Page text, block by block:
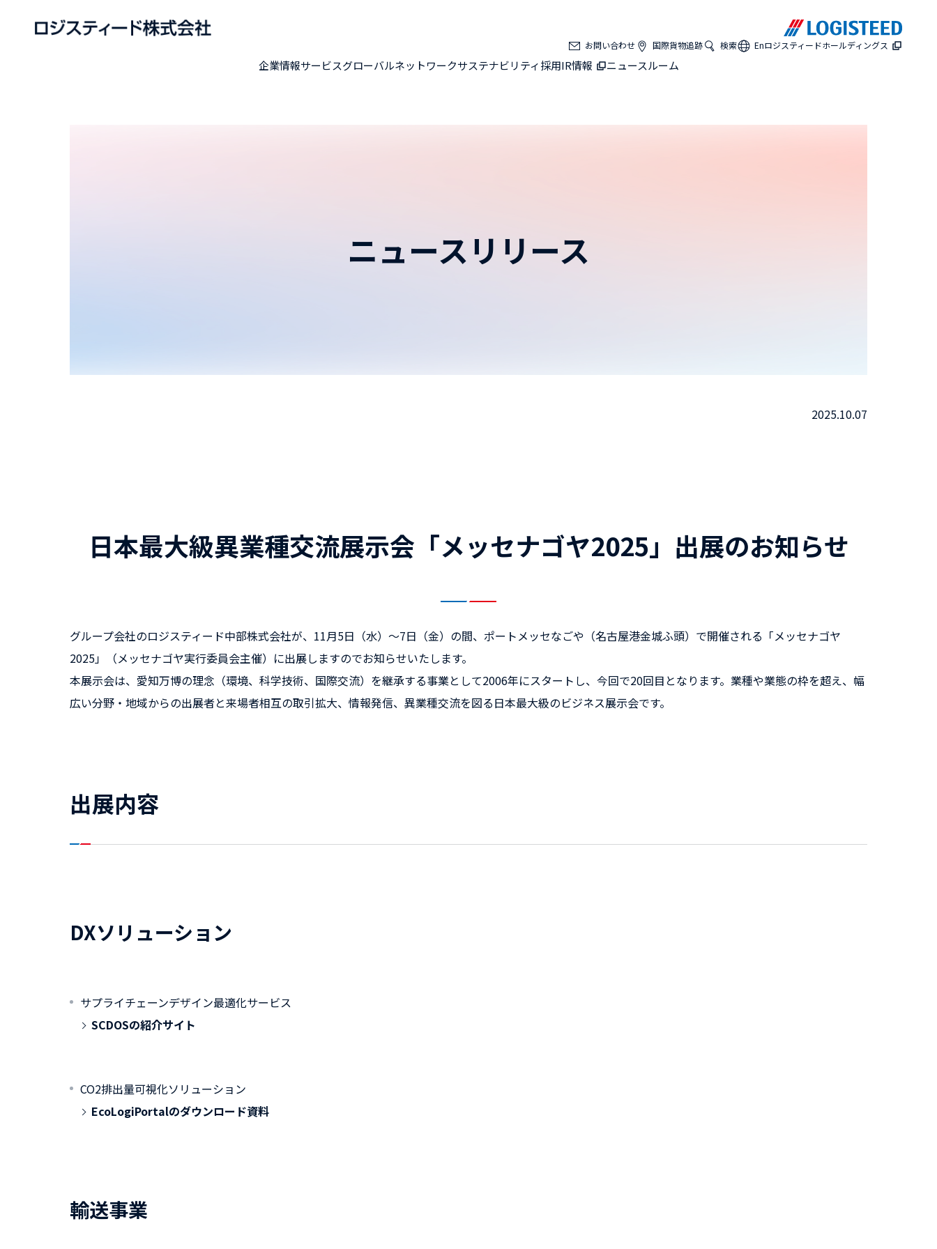
企業情報サービスグローバルネットワークサステナビリティ採用IR情報 ニュースルーム
お問い合わせ 国際貨物追跡 検索 Enロジスティードホールディングス
ニュースリリース
2025.10.07
日本最大級異業種交流展示会「メッセナゴヤ2025」出展のお知らせ
グループ会社のロジスティード中部株式会社が、11月5日（水）～7日（金）の間、ポートメッセなごや（名古屋港金城ふ頭）で開催される「メッセナゴヤ
2025」（メッセナゴヤ実行委員会主催）に出展しますのでお知らせいたします。
本展示会は、愛知万博の理念（環境、科学技術、国際交流）を継承する事業として2006年にスタートし、今回で20回目となります。業種や業態の枠を超え、幅
広い分野・地域からの出展者と来場者相互の取引拡大、情報発信、異業種交流を図る日本最大級のビジネス展示会です。
出展内容
DXソリューション
サプライチェーンデザイン最適化サービス
SCDOSの紹介サイト
CO2排出量可視化ソリューション
EcoLogiPortalのダウンロード資料
輸送事業